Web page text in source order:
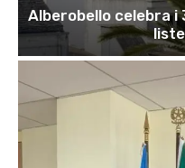
Alberobello celebra i
liste